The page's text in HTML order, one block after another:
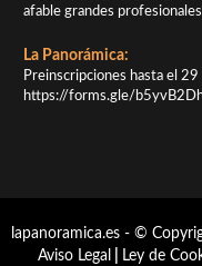
afable grandes
La Panorámica:
Preinscripciones hasta el
https://forms.gle/
lapanoramica.es - ©
Aviso Legal
Ley de